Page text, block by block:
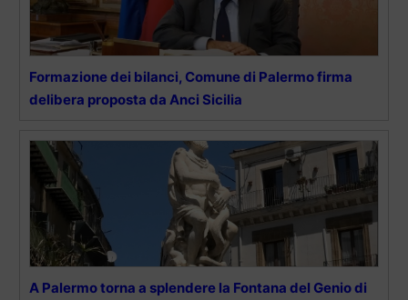
Formazione dei bilanci, Comune di Palermo firma
delibera proposta da Anci Sicilia
A Palermo torna a splendere la Fontana del Genio di